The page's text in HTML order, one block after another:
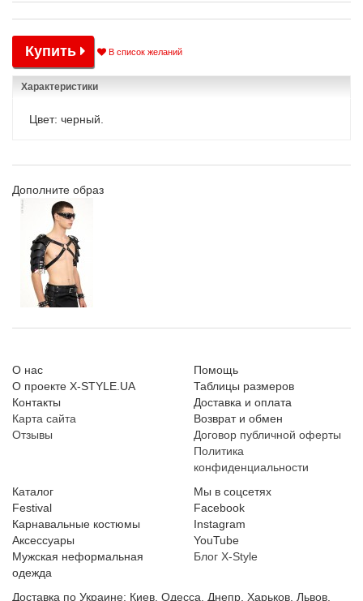
Купить В список желаний
Характеристики
Цвет: черный.
Дополните образ
О нас
О проекте X-STYLE.UA
Контакты
Карта сайта
Отзывы
Помощь
Таблицы размеров
Доставка и оплата
Возврат и обмен
Договор публичной оферты
Политика
конфиденциальности
Каталог
Festival
Карнавальные костюмы
Аксессуары
Мужская неформальная
одежда
Мы в соцсетях
Facebook
Instagram
YouTube
Блог X-Style
Доставка по Украине: Киев, Одесса, Днепр, Харьков, Львов,